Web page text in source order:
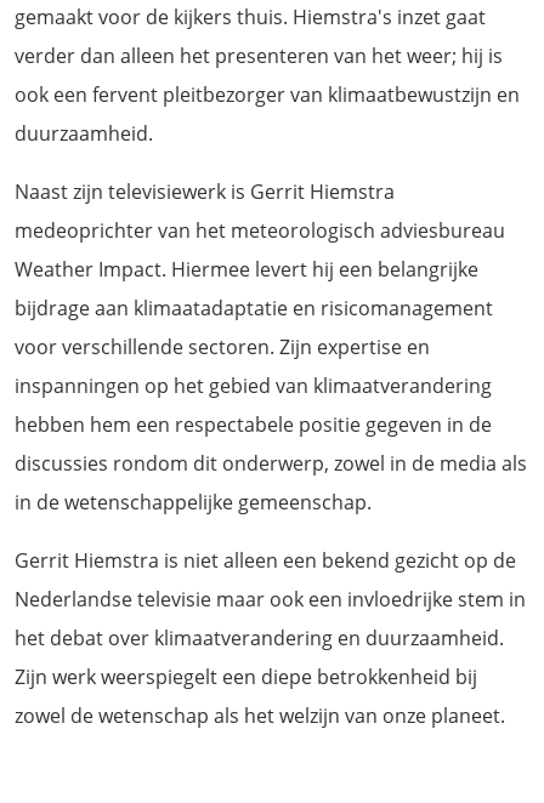
gemaakt voor de kijkers thuis. Hiemstra's inzet gaat
verder dan alleen het presenteren van het weer; hij is
ook een fervent pleitbezorger van klimaatbewustzijn en
duurzaamheid.
Naast zijn televisiewerk is Gerrit Hiemstra
medeoprichter van het meteorologisch adviesbureau
Weather Impact. Hiermee levert hij een belangrijke
bijdrage aan klimaatadaptatie en risicomanagement
voor verschillende sectoren. Zijn expertise en
inspanningen op het gebied van klimaatverandering
hebben hem een respectabele positie gegeven in de
discussies rondom dit onderwerp, zowel in de media als
in de wetenschappelijke gemeenschap.
Gerrit Hiemstra is niet alleen een bekend gezicht op de
Nederlandse televisie maar ook een invloedrijke stem in
het debat over klimaatverandering en duurzaamheid.
Zijn werk weerspiegelt een diepe betrokkenheid bij
zowel de wetenschap als het welzijn van onze planeet.